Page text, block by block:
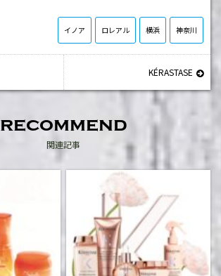
イノア ロレアル 横浜 神奈川
KÉRASTASE
recommend
関連記事